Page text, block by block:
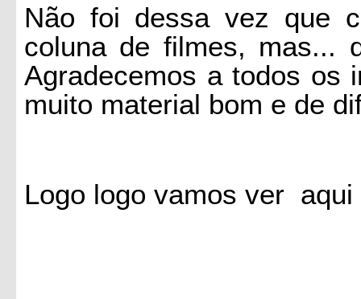
Não foi dessa vez que
coluna de filmes, mas...
Agradecemos a todos os
muito material bom e de
Logo logo vamos ver aqui